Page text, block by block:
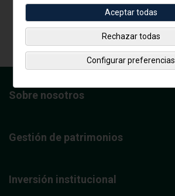
Sobre nosotros
Gestión de patrimonios
Inversión institucional
Aceptar todas
Rechazar todas
Configurar preferencias